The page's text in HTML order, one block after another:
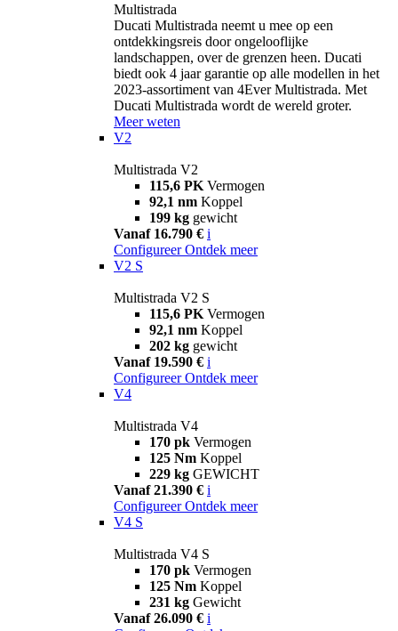
Multistrada
Ducati Multistrada neemt u mee op een
ontdekkingsreis door ongelooflijke
landschappen, over de grenzen heen. Ducati
biedt ook 4 jaar garantie op alle modellen in het
2023-assortiment van 4Ever Multistrada. Met
Ducati Multistrada wordt de wereld groter.
Meer weten
V2
Multistrada V2
115,6 PK Vermogen
92,1 nm Koppel
199 kg gewicht
Vanaf 16.790 € i
Configureer Ontdek meer
V2 S
Multistrada V2 S
115,6 PK Vermogen
92,1 nm Koppel
202 kg gewicht
Vanaf 19.590 € i
Configureer Ontdek meer
V4
Multistrada V4
170 pk Vermogen
125 Nm Koppel
229 kg GEWICHT
Vanaf 21.390 € i
Configureer Ontdek meer
V4 S
Multistrada V4 S
170 pk Vermogen
125 Nm Koppel
231 kg Gewicht
Vanaf 26.090 € i